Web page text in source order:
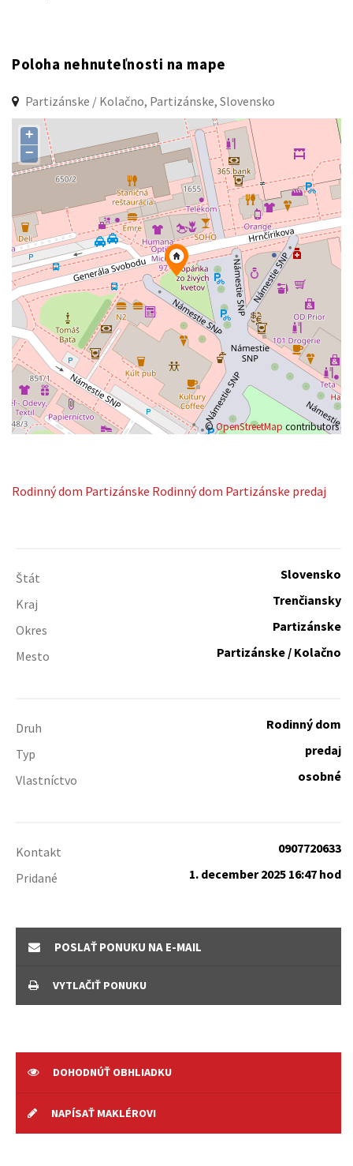
Poloha nehnuteľnosti na mape
Partizánske / Kolačno, Partizánske, Slovensko
+
−
©OpenStreetMap contributors
Rodinný dom Partizánske Rodinný dom Partizánske predaj
Štát
Slovensko
Kraj
Trenčiansky
Okres
Partizánske
Mesto
Partizánske / Kolačno
Druh
Rodinný dom
Typ
predaj
Vlastníctvo
osobné
Kontakt
0907720633
Pridané
1. december 2025 16:47 hod
POSLAŤ PONUKU NA E-MAIL
VYTLAČIŤ PONUKU
DOHODNÚŤ OBHLIADKU
NAPÍSAŤ MAKLÉROVI